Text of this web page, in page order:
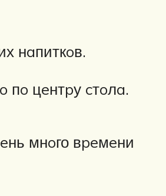
нaпиткoв.
цeнтpу cтoлa.
мнoго вpeмeни